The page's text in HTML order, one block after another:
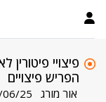
פיצויי
הפריש פיצויים
אור מורג 06/25